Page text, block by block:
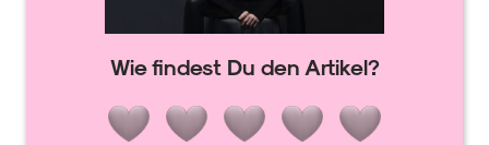
Wie findest Du den Artikel?